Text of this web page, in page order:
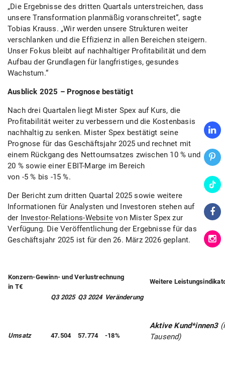
„Die Ergebnisse des dritten Quartals unterstreichen, dass
unsere Transformation planmäßig voranschreitet“, sagte
Tobias Krauss. „Wir werden unsere Strukturen weiter
verschlanken und die Effizienz in allen Bereichen steigern.
Unser Fokus bleibt auf nachhaltiger Profitabilität und dem
Aufbau der Grundlagen für langfristiges, gesundes
Wachstum.“
Ausblick 2025 – Prognose bestätigt
Nach drei Quartalen liegt Mister Spex auf Kurs, die
Profitabilität weiter zu verbessern und die Kostenbasis
nachhaltig zu senken. Mister Spex bestätigt seine
Prognose für das Geschäftsjahr 2025 und rechnet mit
einem Rückgang des Nettoumsatzes zwischen 10 % und
20 % sowie einer EBIT-Marge im Bereich
von -5 % bis -15 %.
Der Bericht zum dritten Quartal 2025 sowie weitere
Informationen für Analysten und Investoren stehen auf
der Investor-Relations-Website von Mister Spex zur
Verfügung. Die Veröffentlichung der Ergebnisse für das
Geschäftsjahr 2025 ist für den 26. März 2026 geplant.
Konzern-Gewinn- und Verlustrechnung
in T€
Weitere
Q3 2025 Q3 2024 Veränderung
Umsatz 47.504 57.774 -18%
Aktive Kund*innen3
Tausend)